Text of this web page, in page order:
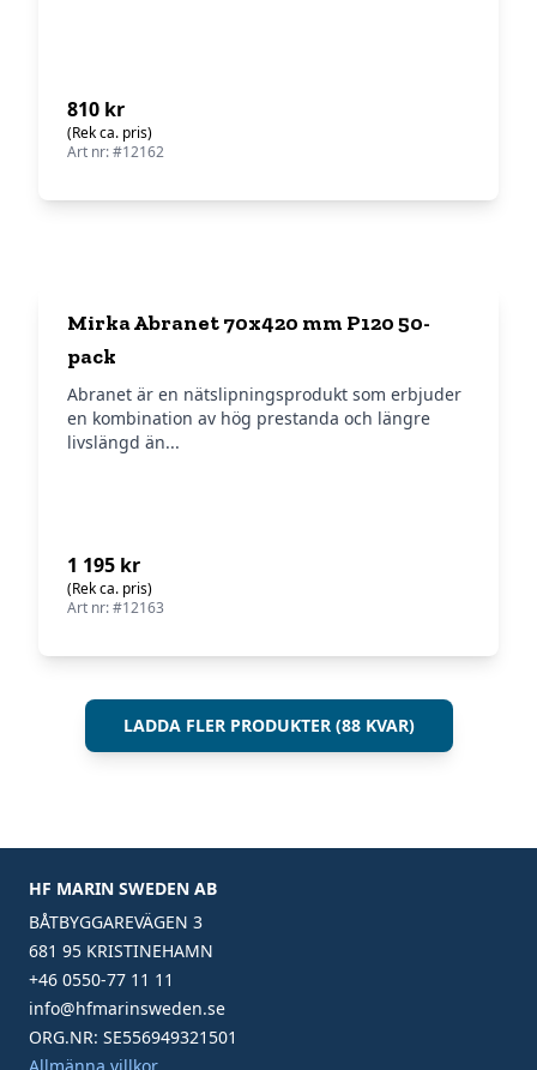
810 kr
(Rek ca. pris)
Art nr: #12162
Mirka Abranet 70x420 mm P120 50-
pack
Abranet är en nätslipningsprodukt som erbjuder
en kombination av hög prestanda och längre
livslängd än...
1 195 kr
(Rek ca. pris)
Art nr: #12163
LADDA FLER PRODUKTER (88 KVAR)
HF MARIN SWEDEN AB
BÅTBYGGAREVÄGEN 3
681 95 KRISTINEHAMN
+46 0550-77 11 11
info@hfmarinsweden.se
ORG.NR: SE556949321501